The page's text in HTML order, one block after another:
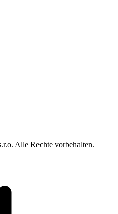
Alle Rechte vorbehalten.